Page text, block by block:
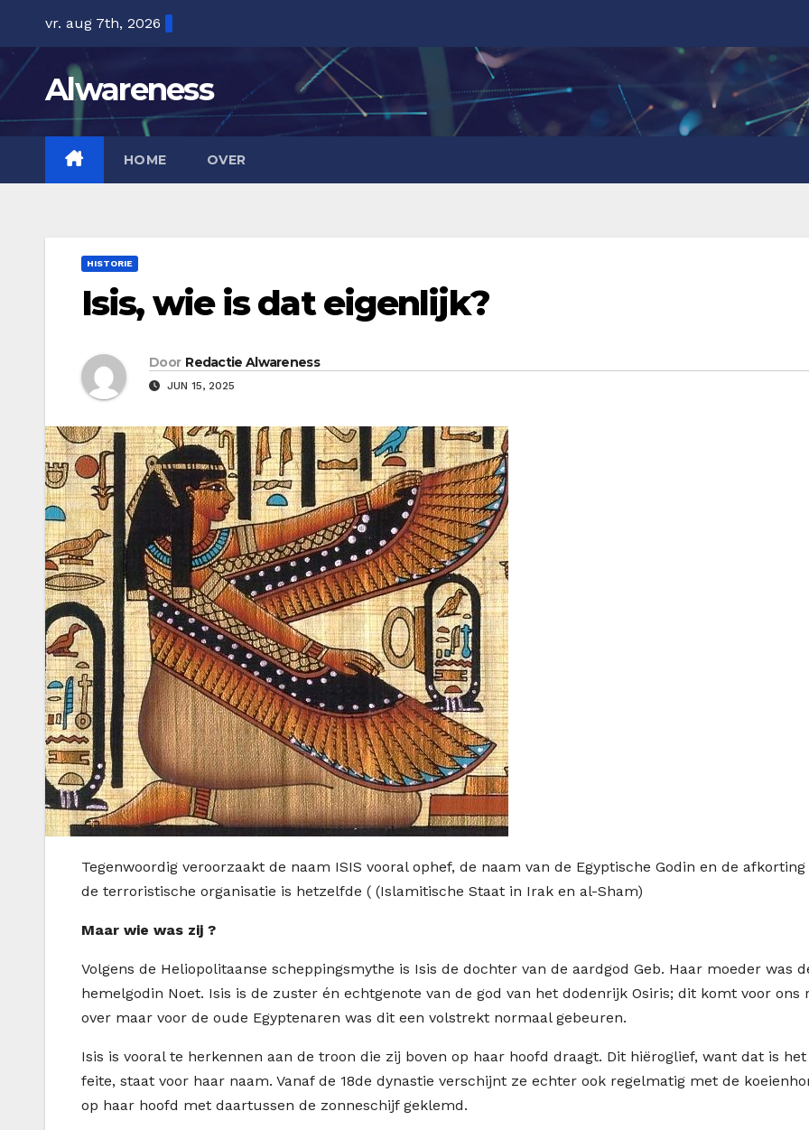
inhoud
vr. aug 7th, 2026
Alwareness
HOME OVER
HISTORIE
Isis, wie is dat eigenlijk?
Door Redactie Alwareness
JUN 15, 2025
Tegenwoordig veroorzaakt de naam ISIS vooral ophef, de naam van de Egyptische Godin en de afkorting
de terroristische organisatie is hetzelfde ( (Islamitische Staat in Irak en al-Sham)
Maar wie was zij ?
Volgens de Heliopolitaanse scheppingsmythe is Isis de dochter van de aardgod Geb. Haar moeder was
hemelgodin Noet. Isis is de zuster én echtgenote van de god van het dodenrijk Osiris; dit komt voor ons
over maar voor de oude Egyptenaren was dit een volstrekt normaal gebeuren.
Isis is vooral te herkennen aan de troon die zij boven op haar hoofd draagt. Dit hiëroglief, want dat is het
feite, staat voor haar naam. Vanaf de 18de dynastie verschijnt ze echter ook regelmatig met de
op haar hoofd met daartussen de zonneschijf geklemd.